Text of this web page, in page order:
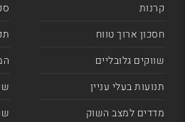
קרנות
חסכון ארוך טווח
שווקים גלובליים
תנועות בעלי עניין
מדדים למצב השוק